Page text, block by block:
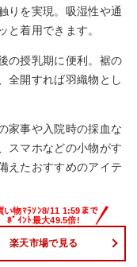
りを実現。吸湿性や通
と着用できます。
の授乳期に便利。裾の
全開すれば羽織物とし
家事や入院時の採血な
スマホなどの小物がす
えたおすすめのアイテ
楽天市場で見る